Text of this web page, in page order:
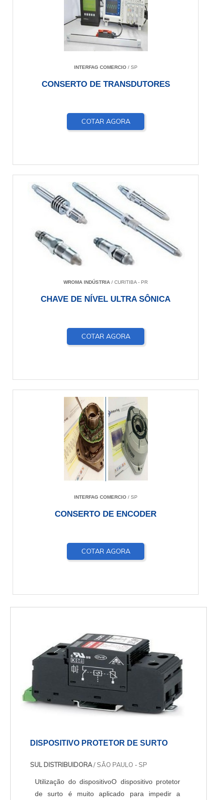
INTERFAG COMERCIO/ SP
CONSERTO DE TRANSDUTORES
COTAR AGORA
WROMA INDÚSTRIA / CURITIBA - PR
CHAVE DE NÍVEL ULTRA SÔNICA
COTAR AGORA
INTERFAG COMERCIO/ SP
CONSERTO DE ENCODER
COTAR AGORA
DISPOSITIVO PROTETOR DE SURTO
SUL DISTRIBUIDORA/ SÃO PAULO - SP
Utilização do dispositivoO dispositivo protetor
de surto é muito aplicado para impedir a